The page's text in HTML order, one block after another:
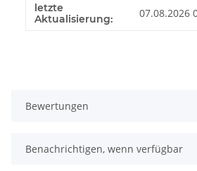
letzte
Aktualisierung:
07.08.2026
Bewertungen
Benachrichtigen, wenn verfügbar